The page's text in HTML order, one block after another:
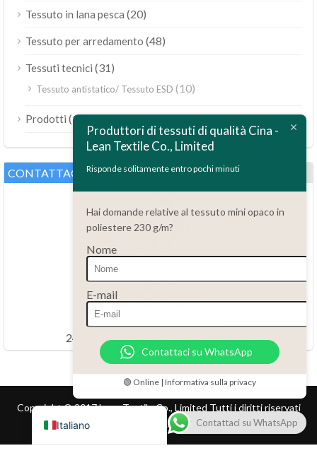
Tessuto in lana pesca (20)
Tessuto per arredamento (48)
Tessuti tecnici (31)
Tessuto antistatico/ Tessuto ESD (10)
Prodotti (189)
CONTATTACI
Domande?
86.15051486055
haiming@leantex.com
24 ore al giorno, 7 giorni alla settimana
Copyright © 2017 Lean Textile Co., Limited Tutti i diritti riservati
Home
Contatti Servizio clienti
Produttori di tessuti di qualità Cina -
Lean Textile Co., Limited
Risponde solitamente entro pochi minuti
Hai domande relative al tessuto mini opaco in
poliestere 230 g/m?
Nome
E-mail
Contattaci su WhatsApp
🟢 Online | Informativa sulla privacy
Contattaci su WhatsApp
Italiano
English
Français
Português do Brasil
Русский
Tiếng Việt
العربية
Bahasa Indonesia
Polski
Bahasa Melayu